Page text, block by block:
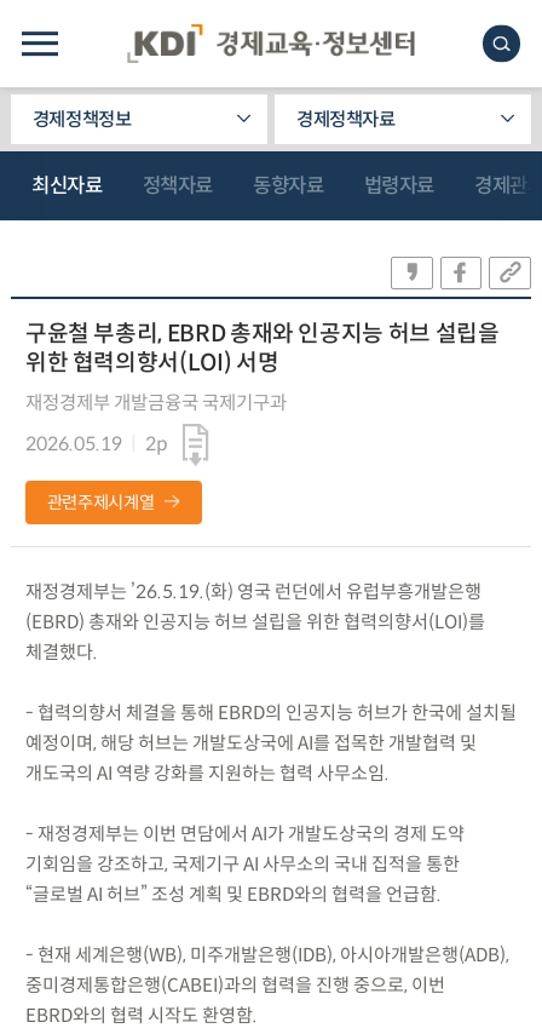
경제정책정보 경제정책자료
최신자료 정책자료 동향자료 법령자료 경제관
구윤철 부총리, EBRD 총재와 인공지능 허브 설립을
위한 협력의향서(LOI) 서명
재정경제부 개발금융국 국제기구과
2026.05.19
2p
관련주제시계열
재정경제부는 ’26.5.19.(화) 영국 런던에서 유럽부흥개발은행
(EBRD) 총재와 인공지능 허브 설립을 위한 협력의향서(LOI)를
체결했다.
- 협력의향서 체결을 통해 EBRD의 인공지능 허브가 한국에 설치될
예정이며, 해당 허브는 개발도상국에 AI를 접목한 개발협력 및
개도국의 AI 역량 강화를 지원하는 협력 사무소임.
- 재정경제부는 이번 면담에서 AI가 개발도상국의 경제 도약
기회임을 강조하고, 국제기구 AI 사무소의 국내 집적을 통한
“글로벌 AI 허브” 조성 계획 및 EBRD와의 협력을 언급함.
- 현재 세계은행(WB), 미주개발은행(IDB), 아시아개발은행(ADB),
중미경제통합은행(CABEI)과의 협력을 진행 중으로, 이번
EBRD와의 협력 시작도 환영함.